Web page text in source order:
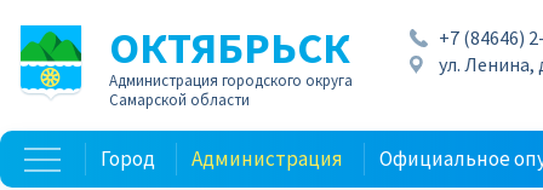
ОКТЯБРЬСК
Администрация городского округа
Самарской области
+7 (84646)
ул. Ленина,
Город Администрация Официальное